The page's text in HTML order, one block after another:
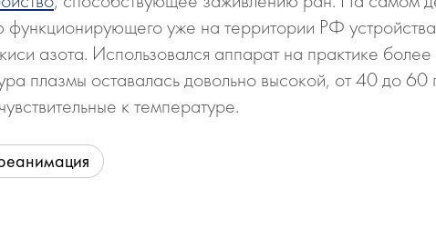
уже на территории РФ
азота. Использовался аппарат на практике
плазмы оставалась довольно высокой, от 40 до
к температуре.